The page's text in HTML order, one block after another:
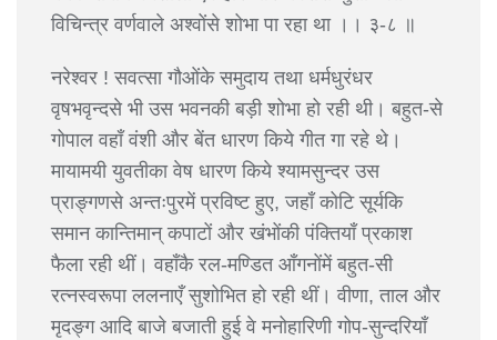
विचिन्त्र वर्णवाले अश्वोंसे शोभा पा रहा था ।। ३-८ ॥
नरेश्वर ! सवत्सा गौओंके समुदाय तथा धर्मधुरंधर
वृषभवृन्दसे भी उस भवनकी बड़ी शोभा हो रही थी। बहुत-से
गोपाल वहाँ वंशी और बेंत धारण किये गीत गा रहे थे।
मायामयी युवतीका वेष धारण किये श्यामसुन्दर उस
प्राङ्गणसे अन्तःपुरमें प्रविष्ट हुए, जहाँ कोटि सूर्यकि
समान कान्तिमान् कपाटों और खंभोंकी पंक्तियाँ प्रकाश
फैला रही थीं। वहाँकै रल-मण्डित आँगनोंमें बहुत-सी
रत्नस्वरूपा ललनाएँ सुशोभित हो रही थीं। वीणा, ताल और
मृदङ्ग आदि बाजे बजाती हुई वे मनोहारिणी गोप-सुन्दरियाँ